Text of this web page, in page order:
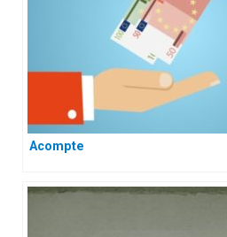
Acompte